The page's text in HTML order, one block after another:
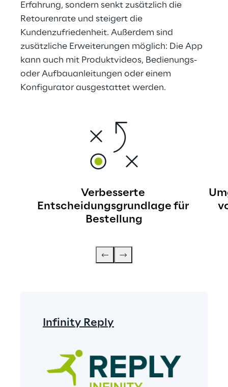
Erfahrung, sondern senkt zusätzlich die
Retourenrate und steigert die
Kundenzufriedenheit. Außerdem sind
zusätzliche Erweiterungen möglich: Die App
kann auch mit Produktvideos, Bedienungs-
oder Aufbauanleitungen oder einem
Konfigurator ausgestattet werden.
Verbesserte
Entscheidungsgrundlage für
Bestellung
Infinity Reply